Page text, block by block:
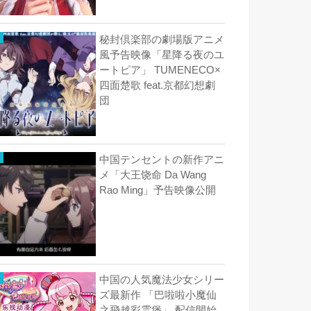
秘封倶楽部の劇場版アニメ
風予告映像「星降る夜のユ
ートピア」 TUMENECO×
四面楚歌 feat.京都幻想劇
団
中国テンセントの新作アニ
メ「大王饶命 Da Wang
Rao Ming」予告映像公開
中国の人気魔法少女シリー
ズ最新作 「巴啦啦小魔仙